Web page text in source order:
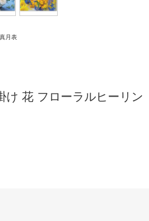
月表
け 花 フローラルヒーリン